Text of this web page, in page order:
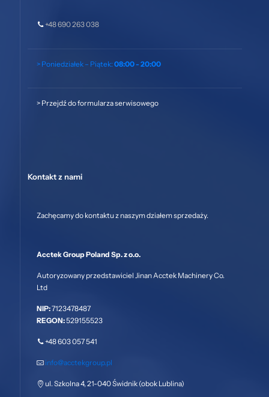
+48 690 263 038
> Poniedziałek – Piątek: 08:00 - 20:00
> Przejdź do formularza serwisowego
Kontakt z nami
Zachęcamy do kontaktu z naszym działem sprzedaży.
Acctek Group Poland Sp. z o.o.
Autoryzowany przedstawiciel Jinan Acctek Machinery Co.
Ltd
NIP:7123478487
REGON:529155523
+48 603 057 541
info@acctekgroup.pl
ul. Szkolna 4, 21-040 Świdnik (obok Lublina)